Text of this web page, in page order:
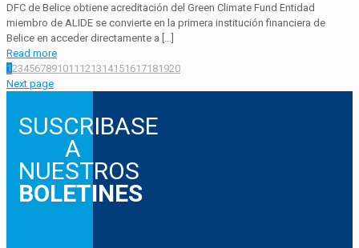
DFC de Belice obtiene acreditación del Green Climate Fund Entidad
miembro de ALIDE se convierte en la primera institución financiera de
Belice en acceder directamente a
Read more
1234567891011 121314151617181920
Next page
SUSCRIBASE
A
NUESTROS
BOLETINES